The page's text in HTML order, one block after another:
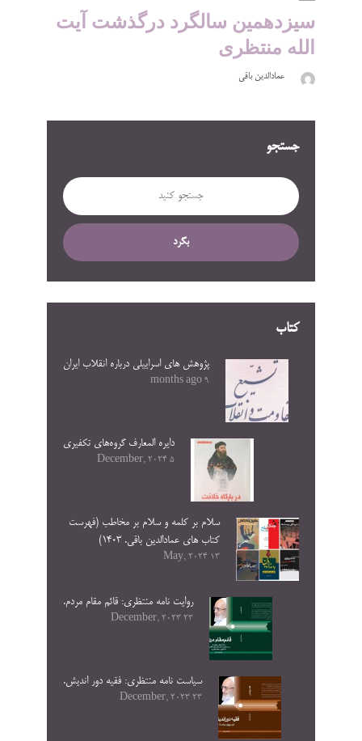
سیزدهمین سالگرد درگذشت آیت
الله منتظری
عمادالدین باقی
جستجو
بگرد
کتاب
پژوهش های اسراییلی درباره انقلاب ایران
9 months ago
دایره المعارف گروه‌های تکفیری
5 December, 2024
سلام بر کلمه و سلام بر مخاطب (فهرست
کتاب های عمادالدین باقی. ۱۴۰۳)
13 May, 2024
روایت نامه منتظری: قائم مقام مردم.
23 December, 2023
سیاست نامه منتظری: فقیه دور اندیش.
23 December, 2023